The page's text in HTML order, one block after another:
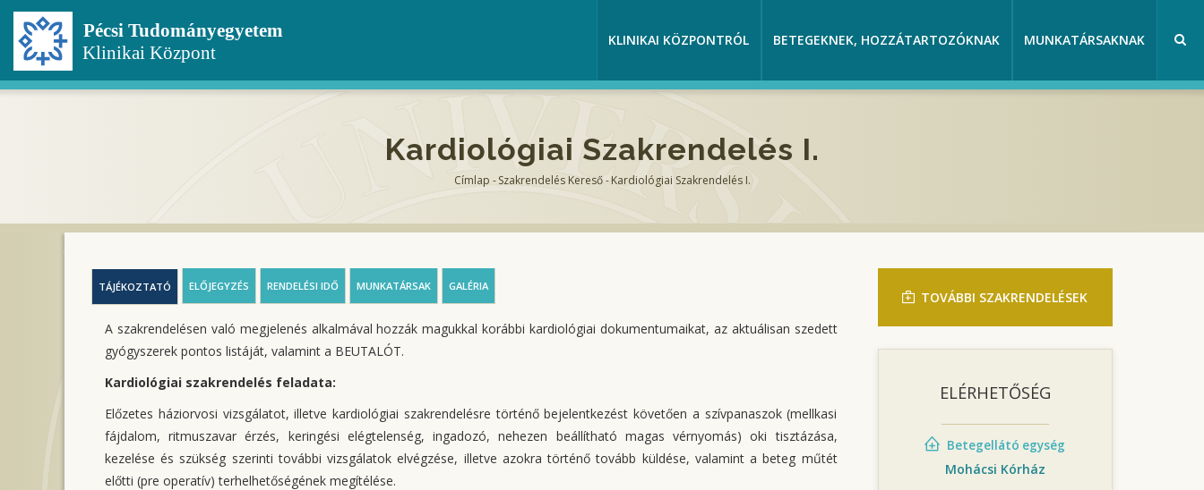
Ugrás
tartalomra
KLINIKAI KÖZPONTRÓL BETEGEKNEK, HOZZÁTARTOZÓKNAK MUNKATÁRSAKNAK
Kardiológiai Szakrendelés I.
Címlap - Szakrendelés Kereső -Kardiológiai Szakrendelés I.
TÁJÉKOZTATÓ ELŐJEGYZÉS RENDELÉSI IDŐ MUNKATÁRSAK GALÉRIA
A szakrendelésen való megjelenés alkalmával hozzák magukkal korábbi kardiológiai dokumentumaikat, az aktuálisan szedett
gyógyszerek pontos listáját, valamint a BEUTALÓT.
Kardiológiai szakrendelés feladata:
Előzetes háziorvosi vizsgálatot, illetve kardiológiai szakrendelésre történő bejelentkezést követően a szívpanaszok (mellkasi
fájdalom, ritmuszavar érzés, keringési elégtelenség, ingadozó, nehezen beállítható magas vérnyomás) oki tisztázása,
kezelése és szükség szerinti további vizsgálatok elvégzése, illetve azokra történő tovább küldése, valamint a beteg műtét
előtti (pre operatív) terhelhetőségének megítélése.
TOVÁBBI SZAKRENDELÉSEK
ELÉRHETŐSÉG
Betegellátó egység
Mohácsi Kórház